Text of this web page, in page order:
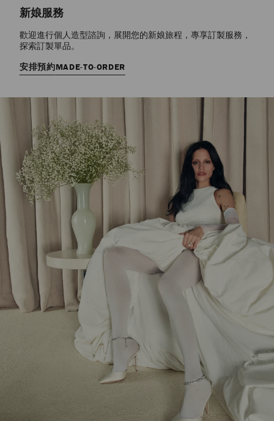
新娘服務
歡迎進行個人造型諮詢，展開您的新娘旅程，專享訂製服務，
探索訂製單品。
安排預約MADE-TO-ORDER